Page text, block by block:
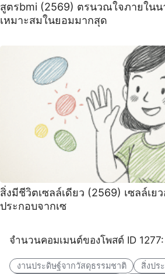
สูตรbmi (2569) ตรนวณใจภายในน
เหมาะสมในยอมมากสุด
สิ่งมีชีวิตเซลล์เดียว (2569) เซลล์เยว
ประกอบจากเซ
จำนวนคอมเมนต์ของโพสต์ ID
งานประดิษฐ์จากวัสดุธรรมชาติ
สิ่งปร